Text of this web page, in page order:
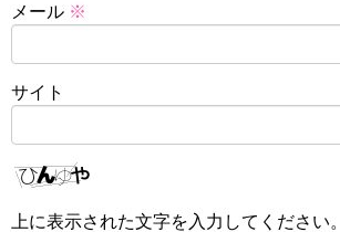
メール ※
サイト
上に表示された文字を入力してください。